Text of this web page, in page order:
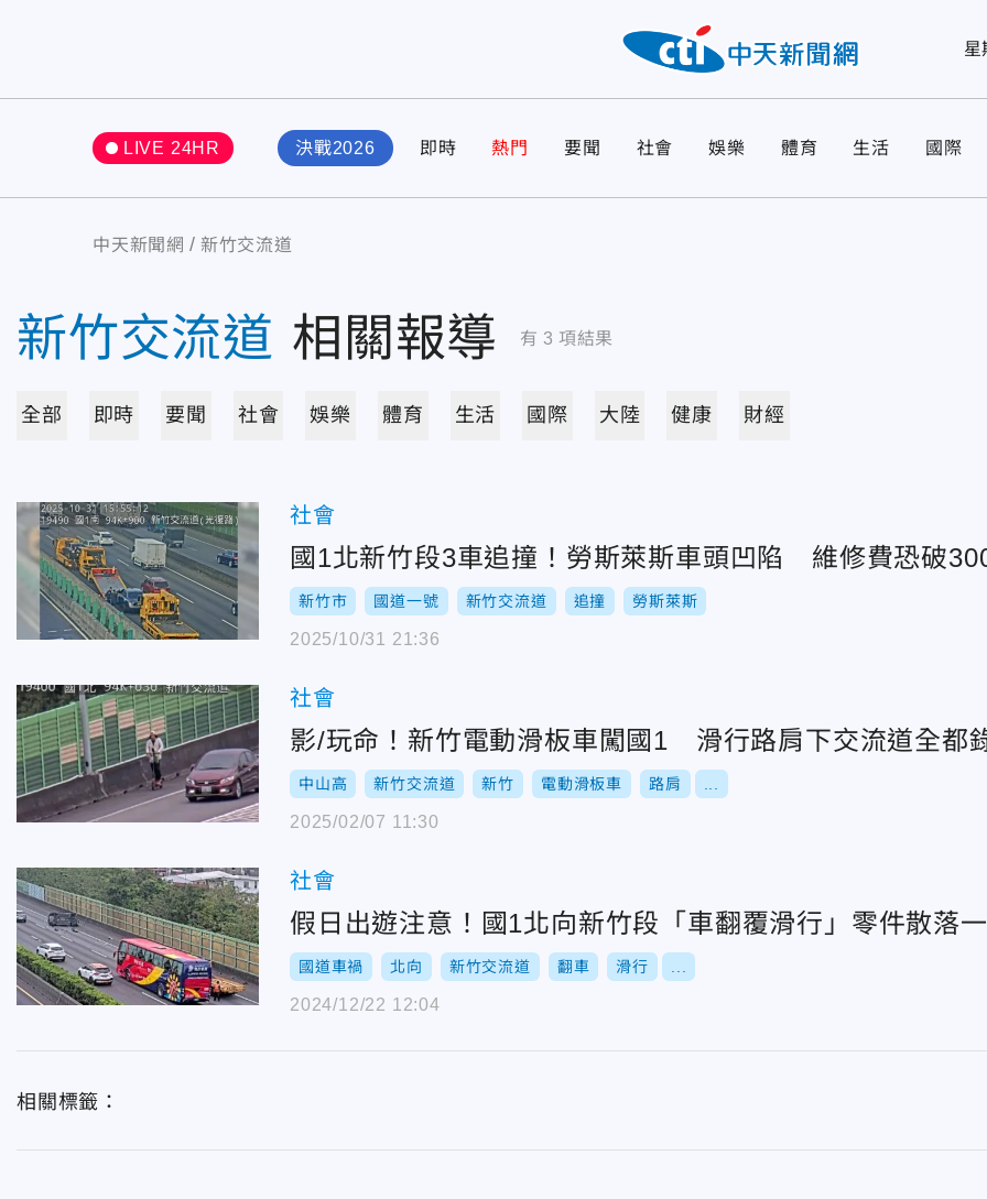
星
LIVE 24HR 決戰2026 即時 熱門 要聞 社會 娛樂 體育 生活 國際
中天新聞網 新竹交流道
新竹交流道 相關報導 有 3 項結果
全部 即時 要聞 社會 娛樂 體育 生活 國際 大陸 健康 財經
社會
國1北新竹段3車追撞！勞斯萊斯車頭凹陷 維修費恐破
新竹市 國道一號 新竹交流道 追撞 勞斯萊斯
2025/10/31 21:36
社會
影/玩命！新竹電動滑板車闖國1 滑行路肩下交流道全都
中山高 新竹交流道 新竹 電動滑板車 路肩
2025/02/07 11:30
社會
假日出遊注意！國1北向新竹段「車翻覆滑行」零件散落
國道車禍 北向 新竹交流道 翻車 滑行
2024/12/22 12:04
相關標籤：